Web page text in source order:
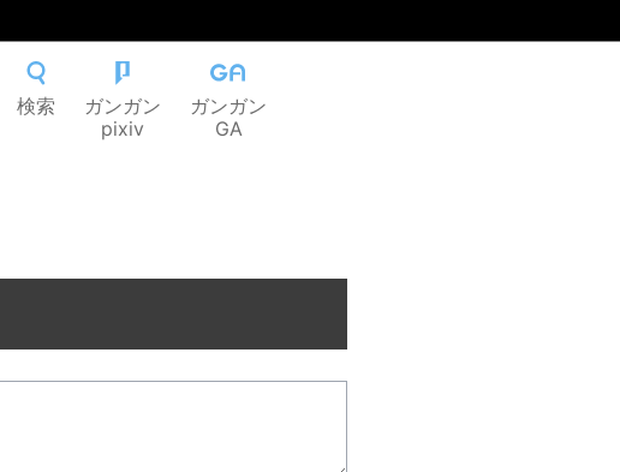
検索
ガンガン
pixiv
ガンガン
GA